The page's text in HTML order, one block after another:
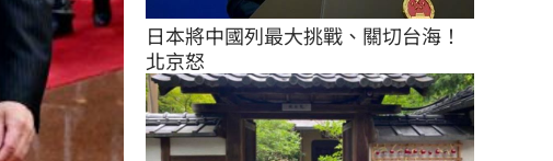
日本將中國列最大挑戰、關切台海！
北京怒